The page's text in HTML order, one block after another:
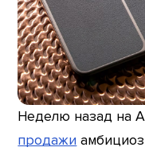
Неделю назад на
продажи